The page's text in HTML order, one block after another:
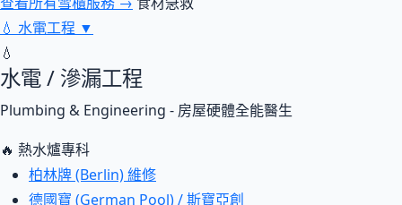
💧 水電工程 ▼
💧
水電 / 滲漏工程
Plumbing & Engineering - 房屋硬體全能醫生
🔥 熱水爐專科
柏林牌 (Berlin) 維修
德國寶 (German Pool) / 斯寶亞創